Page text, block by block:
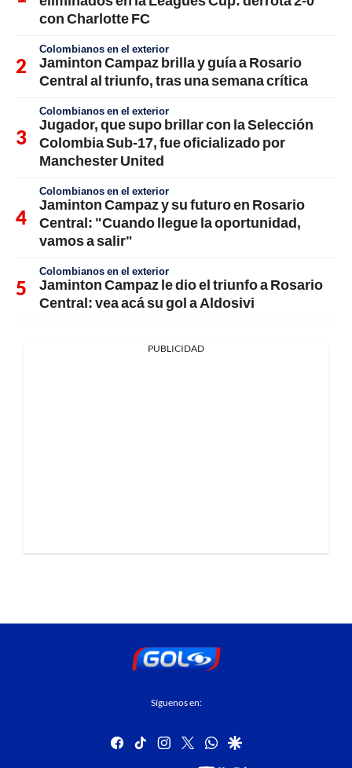
con Charlotte FC
Colombianos en el exterior
Jaminton Campaz brilla y guía a Rosario
Central al triunfo, tras una semana crítica
Colombianos en el exterior
Jugador, que supo brillar con la Selección
Colombia Sub-17, fue oficializado por
Manchester United
Colombianos en el exterior
Jaminton Campaz y su futuro en Rosario
Central: "Cuando llegue la oportunidad,
vamos a salir"
Colombianos en el exterior
Jaminton Campaz le dio el triunfo a Rosario
Central: vea acá su gol a Aldosivi
PUBLICIDAD
Síguenos en:
facebook
tiktok instagram
twitterwhatsapp
google